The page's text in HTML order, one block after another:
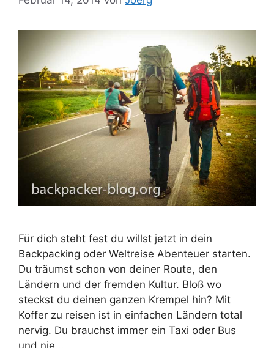
Für dich steht fest du willst jetzt in dein
Backpacking oder Weltreise Abenteuer starten.
Du träumst schon von deiner Route, den
Ländern und der fremden Kultur. Bloß wo
steckst du deinen ganzen Krempel hin? Mit
Koffer zu reisen ist in einfachen Ländern total
nervig. Du brauchst immer ein Taxi oder Bus
und nie …